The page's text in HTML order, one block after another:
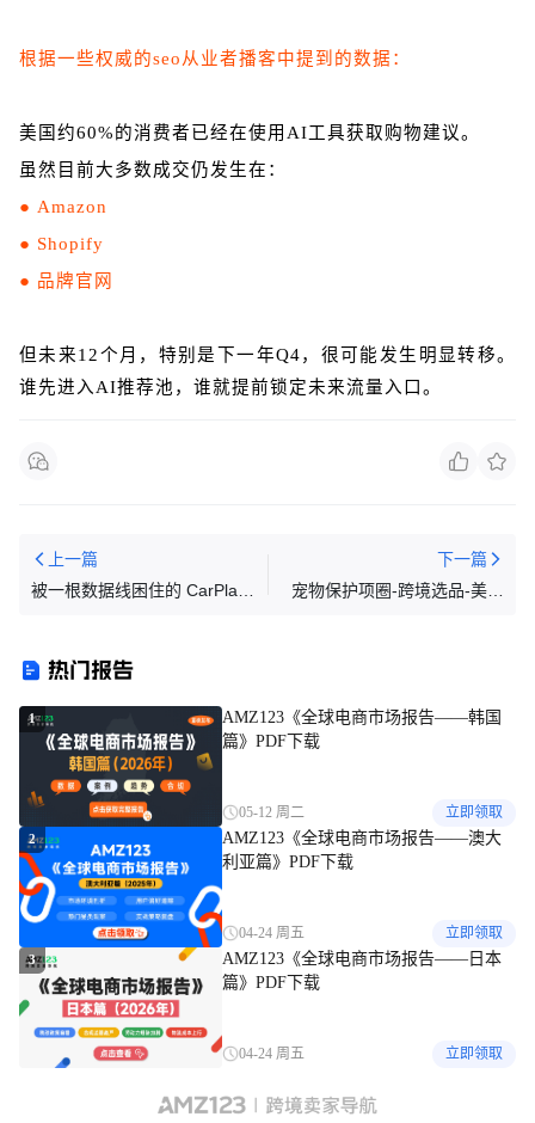
根据一些权威的seo从业者播客中提到的数据：
美国约60%的消费者已经在使用AI工具获取购物建议。
虽然目前大多数成交仍发生在：
● Amazon
● Shopify
● 品牌官网
但未来12个月，特别是下一年Q4，很可能发生明显转移。
谁先进入AI推荐池，谁就提前锁定未来流量入口。
上一篇
被一根数据线困住的 CarPlay
下一篇
宠物保护项圈-跨境选品-美国
热门报告
1
AMZ123《全球电商市场报告——韩国
篇》PDF下载
05-12 周二 立即领取
2
AMZ123《全球电商市场报告——澳大
利亚篇》PDF下载
04-24 周五 立即领取
3
AMZ123《全球电商市场报告——日本
篇》PDF下载
04-24 周五 立即领取